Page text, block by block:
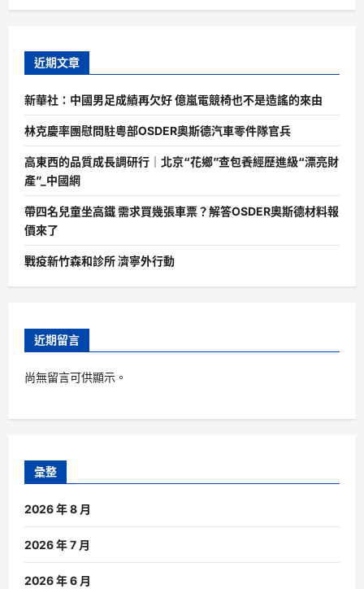
近期文章
新華社：中國男足成績再欠好 億嵐電競椅也不是造謠的來由
林克慶率團慰問駐粵部OSDER奧斯德汽車零件隊官兵
高東西的品質成長調研行｜北京“花鄉”查包養經歷進級“漂亮財
產”_中國網
帶四名兒童坐高鐵 需求買幾張車票？解答OSDER奧斯德材料報
價來了
戰疫新竹森和診所 濟寧外行動
近期留言
尚無留言可供顯示。
彙整
2026 年 8 月
2026 年 7 月
2026 年 6 月